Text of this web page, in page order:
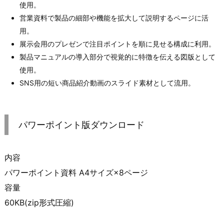
使用。
営業資料で製品の細部や機能を拡大して説明するページに活
用。
展示会用のプレゼンで注目ポイントを順に見せる構成に利用。
製品マニュアルの導入部分で視覚的に特徴を伝える図版として
使用。
SNS用の短い商品紹介動画のスライド素材として流用。
パワーポイント版ダウンロード
内容
パワーポイント資料 A4サイズ×8ページ
容量
60KB(zip形式圧縮)